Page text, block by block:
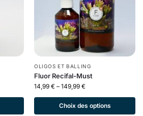
OLIGOS ET BALLING
Fluor Recifal-Must
14,99 € – 149,99 €
Choix des options